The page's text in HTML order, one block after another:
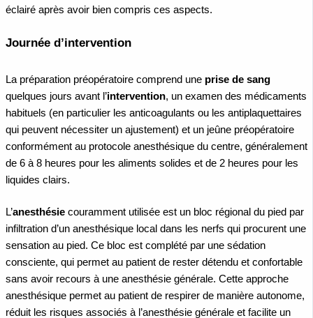
éclairé après avoir bien compris ces aspects.
Journée d’intervention
La préparation préopératoire comprend une prise de sang
quelques jours avant l’intervention, un examen des médicaments
habituels (en particulier les anticoagulants ou les antiplaquettaires
qui peuvent nécessiter un ajustement) et un jeûne préopératoire
conformément au protocole anesthésique du centre, généralement
de 6 à 8 heures pour les aliments solides et de 2 heures pour les
liquides clairs.
L’anesthésie couramment utilisée est un bloc régional du pied par
infiltration d’un anesthésique local dans les nerfs qui procurent une
sensation au pied. Ce bloc est complété par une sédation
consciente, qui permet au patient de rester détendu et confortable
sans avoir recours à une anesthésie générale. Cette approche
anesthésique permet au patient de respirer de manière autonome,
réduit les risques associés à l’anesthésie générale et facilite un